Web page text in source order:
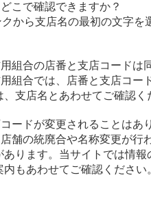
こで確認できますか？
クから支店名の最初の文字
組合の店番と支店コードは
組合では、店番と支店コー
、支店名とあわせてご確認く
ードが変更されることはあ
舗の統廃合や名称変更が行
あります。当サイトでは情
もあわせてご確認ください